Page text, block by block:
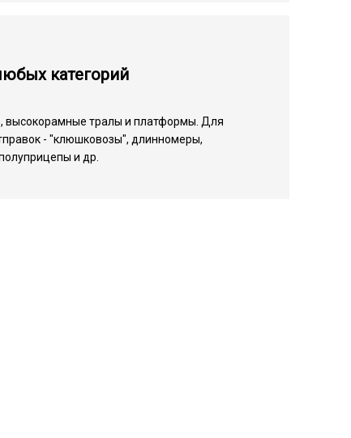
категорий
высокорамные тралы и платформы. Для
- "клюшковозы", длинномеры,
и др.